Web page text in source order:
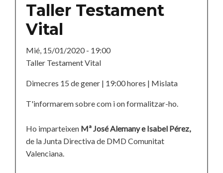
Taller Testament
Vital
Mié, 15/01/2020 - 19:00
Taller Testament Vital
Dimecres 15 de gener | 19:00 hores | Mislata
T'informarem sobre com i on formalitzar-ho.
Ho imparteixen Mª José Alemany e Isabel Pérez,
de la Junta Directiva de DMD Comunitat
Valenciana.